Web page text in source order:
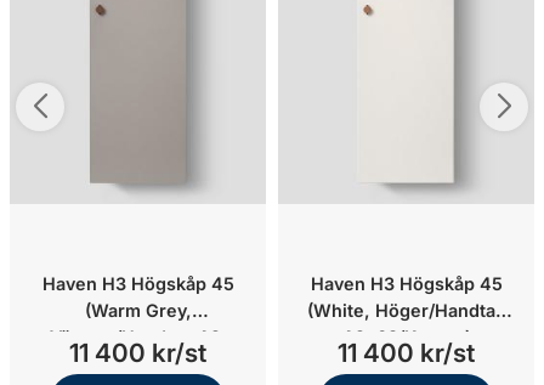
Haven H3 Högskåp 45
(Warm Grey,
Vänster/Handtag A2.
05/Mattsvart)
11 400 kr/st
Haven H3 Högskåp 45
(White, Höger/Handtag
A2. 03/Koppar)
11 400 kr/st